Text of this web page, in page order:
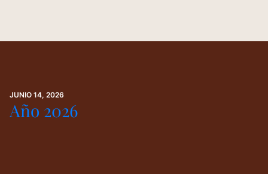
JUNIO 14, 2026
Año 2026